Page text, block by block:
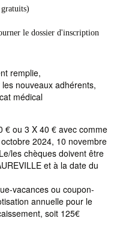
le dossier d'inscription
remplie,
nouveaux adhérents,
médical
€ ou 3 X 40 € avec comme
2024, 10 novembre
les chèques doivent être
et à la date du
vacances ou coupon-
annuelle pour le
soit 125€